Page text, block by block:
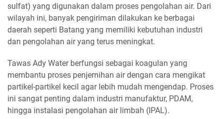
sulfat) yang digunakan dalam proses pengolahan air. Dari
wilayah ini, banyak pengiriman dilakukan ke berbagai
daerah seperti Batang yang memiliki kebutuhan industri
dan pengolahan air yang terus meningkat.
Tawas Ady Water berfungsi sebagai koagulan yang
membantu proses penjernihan air dengan cara mengikat
partikel-partikel kecil agar lebih mudah mengendap. Proses
ini sangat penting dalam industri manufaktur, PDAM,
hingga instalasi pengolahan air limbah (IPAL).